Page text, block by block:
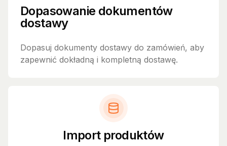
Dopasowanie dokumentów
dostawy
Dopasuj dokumenty dostawy do zamówień, aby
zapewnić dokładną i kompletną dostawę.
Import produktów